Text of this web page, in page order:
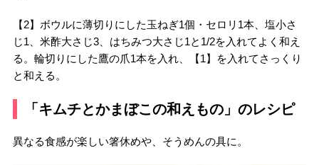
【2】ボウルに薄切りにした玉ねぎ1個・セロリ1本、塩小さ
じ1、米酢大さじ3、はちみつ大さじ1と1/2を入れてよく和え
る。輪切りにした鷹の爪1本を入れ、【1】を入れてさっくり
と和える。
「キムチとかまぼこの和えもの」のレシピ
異なる食感が楽しい箸休めや、そうめんの具に。